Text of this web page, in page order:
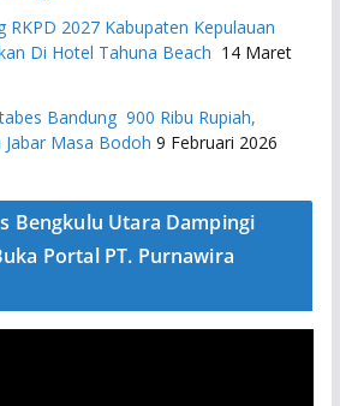
RKPD 2027 ​Kabupaten Kepulauan
Di Hotel Tahuna Beach 14 Maret
Bandung 900 Ribu Rupiah,
Masa Bodoh 9 Februari 2026
Bengkulu Utara Dampingi
Portal PT. Purnawira